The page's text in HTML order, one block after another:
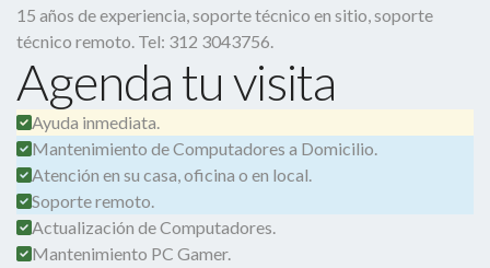
15 años de experiencia, soporte técnico en sitio, soporte
técnico remoto. Tel: 312 3043756.
Agenda tu visita
Ayuda inmediata.
Mantenimiento de Computadores a Domicilio.
Atención en su casa, oficina o en local.
Soporte remoto.
Actualización de Computadores.
Mantenimiento PC Gamer.